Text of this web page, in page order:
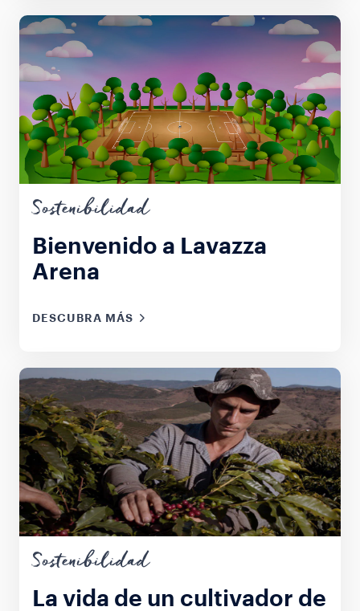
Sostenibilidad
Bienvenido a Lavazza
Arena
DESCUBRA MÁS
Sostenibilidad
La vida de un cultivador de